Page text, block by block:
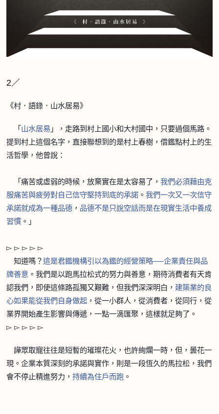
2／
《村．語錄．山水居易》
「 山水居易 」，走路到村上國小和大村國中，只要過個馬路。
提到村上這個名字，直接聯想到的是村上春樹，借鑑點村上的生
活哲學，他曾說：
「痛苦或虛弱的時候，放棄實在是太容易了，我們必須藉由克
服痛苦與疲勞對自己信守堅持到底的承諾 。我們一次又一次信守
承諾就成為一種品德 ， 品德不是只說空話而是在現實生活中養成
習慣 。」
▻ ▻ ▻ ▻ ▻
知道嗎？這是君鑑機構引以為鑑的經營策略──企業責任與品
牌善意 。我們是以跑馬拉松式的努力與善意，期待消費者有天肯
認我們，即使這條路孤獨又艱難，但我們深深明白， 建築業的良
心如果能從我們自身做起 ，從一小群人，從消費者，從同行，從
業界開始產生影響與傳遞，一點一滴匯聚，這樣就足夠了。
▻ ▻ ▻ ▻ ▻
譁眾取寵往往是短暫的璀璨花火，也許絢爛一時，但，曇花一
現。企業本質深刻的承諾與實作，則是一段恆久的馬拉松，我們
會不停止精進努力，持續為住戶而跑 。